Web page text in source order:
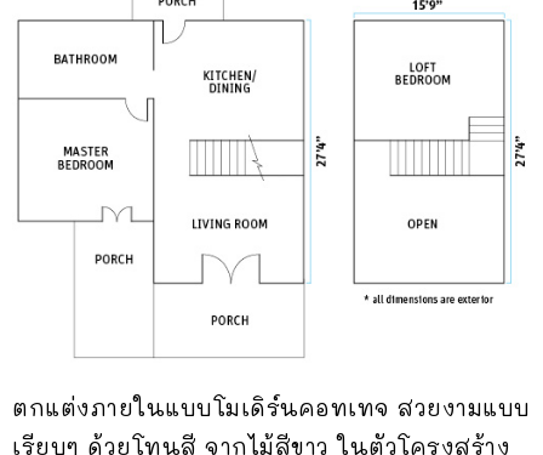
ตกแต่งภายในแบบโมเดิร์นคอทเทจ สวยงามแบบ
เรียบๆ ด้วยโทนสี จากไม้สีขาว ในตัวโครงสร้าง